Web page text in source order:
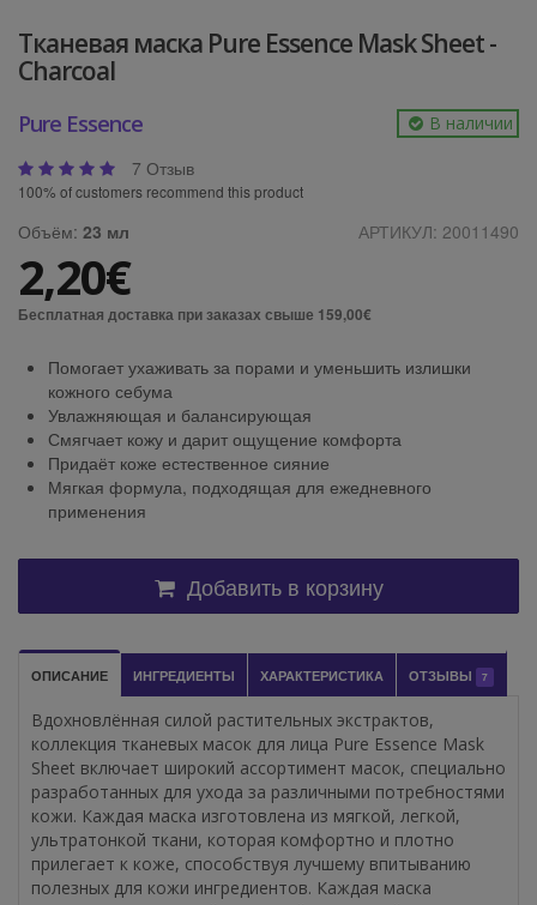
Тканевая маска Pure Essence Mask Sheet -
Charcoal
Pure Essence В наличии
7 Отзыв
100% of customers recommend this product
Объём: 23 мл АРТИКУЛ: 20011490
2,20€
Бесплатная доставка при заказах свыше 159,00€
Помогает ухаживать за порами и уменьшить излишки
кожного себума
Увлажняющая и балансирующая
Смягчает кожу и дарит ощущение комфорта
Придаёт коже естественное сияние
Мягкая формула, подходящая для ежедневного
применения
Добавить в корзину
ОПИСАНИЕ ИНГРЕДИЕНТЫ ХАРАКТЕРИСТИКА ОТЗЫВЫ 7
Вдохновлённая силой растительных экстрактов,
коллекция тканевых масок для лица Pure Essence Mask
Sheet включает широкий ассортимент масок, специально
разработанных для ухода за различными потребностями
кожи. Каждая маска изготовлена ​​из мягкой, легкой,
ультратонкой ткани, которая комфортно и плотно
прилегает к коже, способствуя лучшему впитыванию
полезных для кожи ингредиентов. Каждая маска